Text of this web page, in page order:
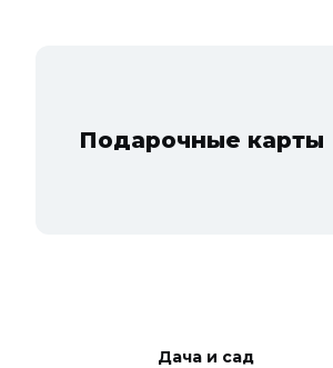
Подарочные карты
Дача и сад